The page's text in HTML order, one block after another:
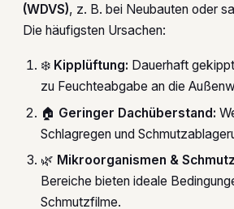
(WDVS), z. B. bei Neubauten oder
Die häufigsten Ursachen:
❄️ Kipplüftung: Dauerhaft
zu Feuchteabgabe an die
🏠 Geringer Dachüberstand:
Schlagregen und
🌿 Mikroorganismen &
Bereiche bieten ideale
Schmutzfilme.